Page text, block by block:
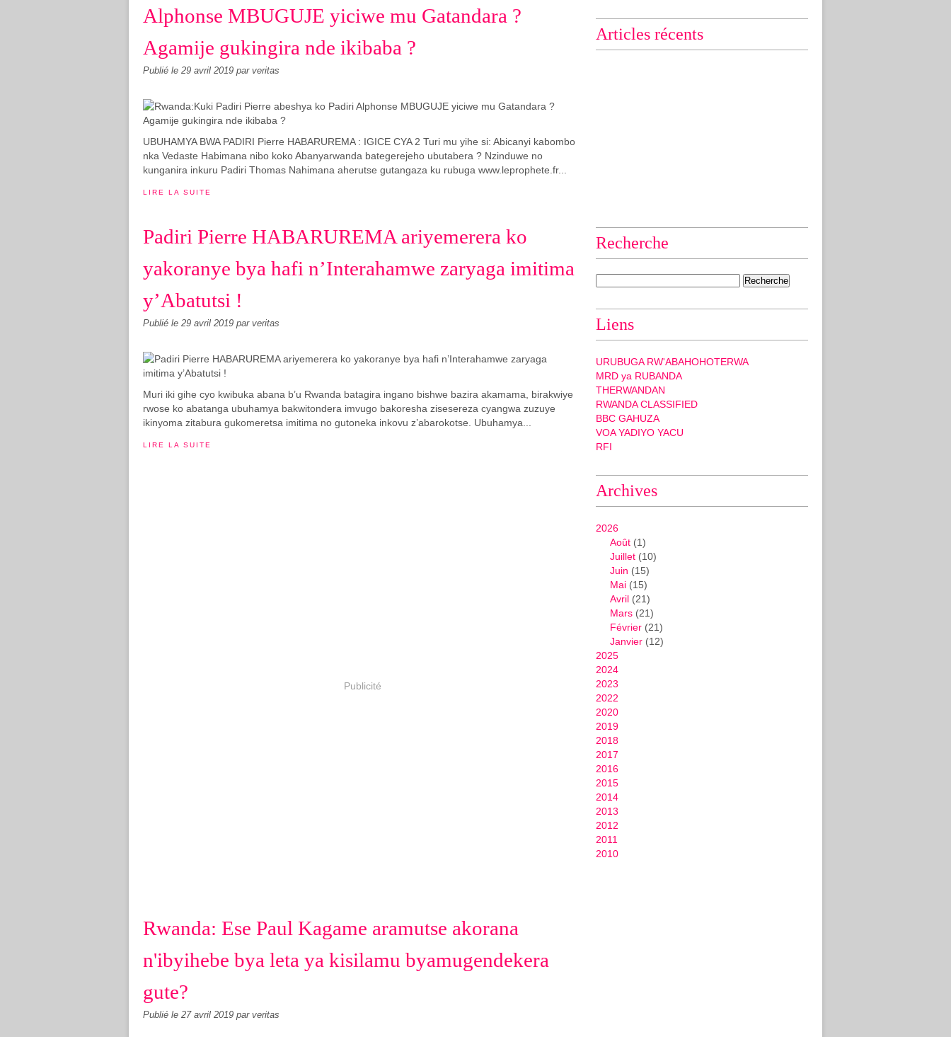
Alphonse MBUGUJE yiciwe mu Gatandara ?
Agamije gukingira nde ikibaba ?
Publié le 29 avril 2019 par veritas
UBUHAMYA BWA PADIRI Pierre HABARUREMA : IGICE CYA 2 Turi mu yihe si: Abicanyi kabombo
nka Vedaste Habimana nibo koko Abanyarwanda bategerejeho ubutabera ? Nzinduwe no
kunganira inkuru Padiri Thomas Nahimana aherutse gutangaza ku rubuga www.leprophete.fr...
LIRE LA SUITE
Padiri Pierre HABARUREMA ariyemerera ko
yakoranye bya hafi n’Interahamwe zaryaga imitima
y’Abatutsi !
Publié le 29 avril 2019 par veritas
Muri iki gihe cyo kwibuka abana b’u Rwanda batagira ingano bishwe bazira akamama, birakwiye
rwose ko abatanga ubuhamya bakwitondera imvugo bakoresha zisesereza cyangwa zuzuye
ikinyoma zitabura gukomeretsa imitima no gutoneka inkovu z’abarokotse. Ubuhamya...
LIRE LA SUITE
Publicité
Rwanda: Ese Paul Kagame aramutse akorana
n'ibyihebe bya leta ya kisilamu byamugendekera
gute?
Publié le 27 avril 2019 par veritas
Articles récents
Recherche
Liens
URUBUGA RW'ABAHOHOTERWA
MRD ya RUBANDA
THERWANDAN
RWANDA CLASSIFIED
BBC GAHUZA
VOA YADIYO YACU
RFI
Archives
2026
Août (1)
Juillet (10)
Juin (15)
Mai (15)
Avril (21)
Mars (21)
Février (21)
Janvier (12)
2025
2024
2023
2022
2020
2019
2018
2017
2016
2015
2014
2013
2012
2011
2010